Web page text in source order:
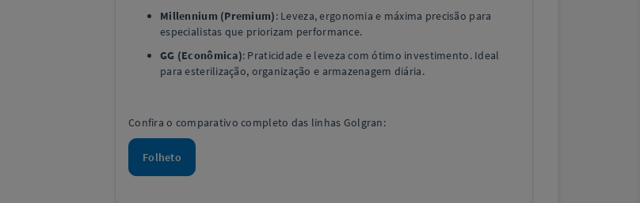
Millennium (Premium): Leveza, ergonomia e máxima precisão para
especialistas que priorizam performance.
GG (Econômica): Praticidade e leveza com ótimo investimento. Ideal
para esterilização, organização e armazenagem diária.
Confira o comparativo completo das linhas Golgran:
Folheto